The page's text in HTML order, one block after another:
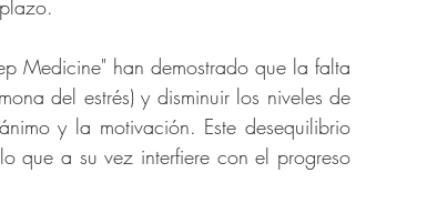
Medicine" han demostrado que la falta
del estrés) y disminuir los niveles de
y la motivación. Este desequilibrio
que a su vez interfiere con el progreso